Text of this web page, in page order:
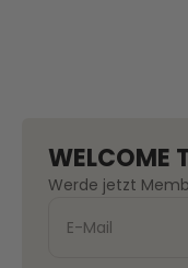
WELCOME
Werde jetzt